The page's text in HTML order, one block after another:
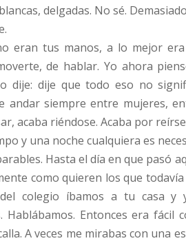
delgadas. No sé.
eran tus manos, a lo mejor
de hablar. Yo ahora
dije: dije que todo eso no
andar siempre entre mujeres,
acaba riéndose. Acaba por
y una noche cualquiera es
Hasta el día en que pasó
como quieren los que
colegio íbamos a tu casa y
Hablábamos. Entonces era
A veces me mirabas con una